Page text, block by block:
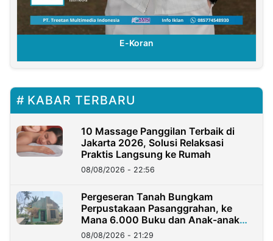
E-Koran
KABAR TERBARU
10 Massage Panggilan Terbaik di
Jakarta 2026, Solusi Relaksasi
Praktis Langsung ke Rumah
08/08/2026 - 22:56
Pergeseran Tanah Bungkam
Perpustakaan Pasanggrahan, ke
Mana 6.000 Buku dan Anak-anak
Kini?
08/08/2026 - 21:29